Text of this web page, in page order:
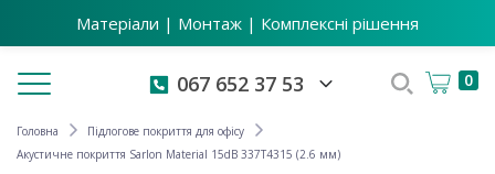
Матеріали | Монтаж | Комплексні рішення
Toggle navigation 067 652 37 53 0
Головна
Підлогове покриття для офісу
Акустичне покриття Sarlon Material 15dB 337T4315 (2.6 мм)